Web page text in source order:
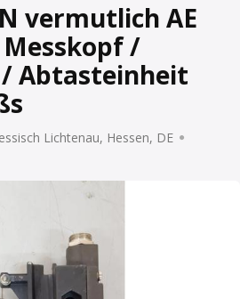
vermutlich AE
Messkopf /
Abtasteinheit
Lichtenau, Hessen, DE